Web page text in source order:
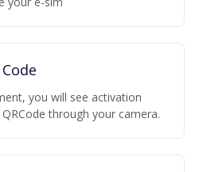
you will see activation
through your camera.